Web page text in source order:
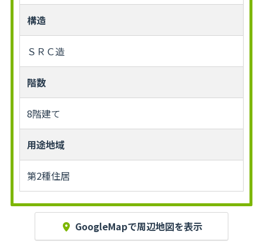
構造
ＳＲＣ造
階数
8階建て
用途地域
第2種住居
GoogleMapで周辺地図を表示